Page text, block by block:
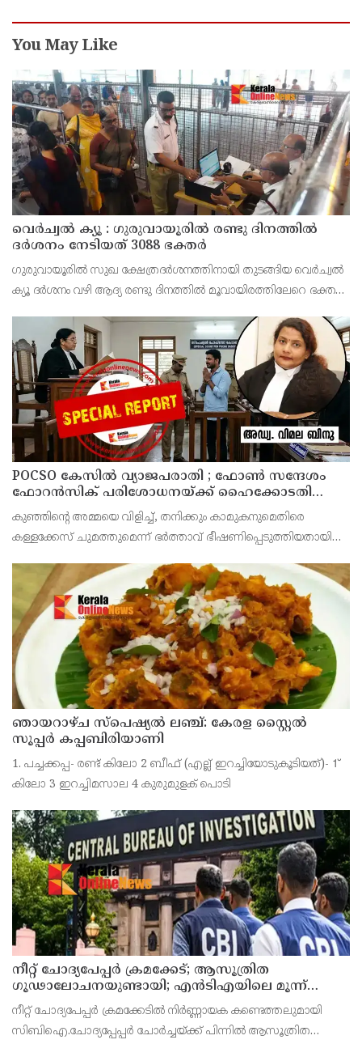
You May Like
വെർച്വൽ ക്യൂ : ഗുരുവായൂരിൽ രണ്ടു ദിനത്തിൽ
ദർശനം നേടിയത് 3088 ഭക്തർ
ഗുരുവായൂരിൽ സുഖ ക്ഷേത്രദർശനത്തിനായി തുടങ്ങിയ വെർച്വൽ
ക്യൂ ദർശനം വഴി ആദ്യ രണ്ടു ദിനത്തിൽ മൂവായിരത്തിലേറെ ഭക്തർ
ചെയ്തിരുന്നു.
POCSO കേസിൽ വ്യാജപരാതി ; ഫോൺ സന്ദേശം
ഫോറൻസിക് പരിശോധനയ്ക്ക് ഹൈക്കോടതി
നിർദേശം; പ്രതിയെ വെറുതെവിട്ട് ആലുവ ഫാസ്റ്റ്
ട്രാക്ക് കോടതി
കുഞ്ഞിന്റെ അമ്മയെ വിളിച്ച്, തനിക്കും കാമുകനുമെതിരെ
കള്ളക്കേസ് ചുമത്തുമെന്ന് ഭർത്താവ് ഭീഷണിപ്പെടുത്തിയതായി
പരിശോധിച്ച് റിപ്പോർട്ട് കോടതിയിൽ സമർപ്പിക്കണമെന്
ഞായറാഴ്ച സ്പെഷ്യൽ ലഞ്ച്: കേരള സ്റ്റൈൽ
സൂപ്പർ കപ്പബിരിയാണി
1. പച്ചക്കപ്പ- രണ്ട് കിലോ 2 ബീഫ് (എല്ല് ഇറച്ചിയോടുകൂടിയത്)- 1്
കിലോ 3 ഇറച്ചിമസാല 4 കുരുമുളക് പൊടി
നീറ്റ് ചോദ്യപേപ്പര്‍ ക്രമക്കേട്; ആസൂത്രിത
ഗൂഢാലോചനയുണ്ടായി; എന്‍ടിഎയിലെ മൂന്ന്
സബ്ജക്ട് വിദഗ്ധര്‍ക്ക് പങ്കുണ്ടെന്ന നിർണായക
കണ്ടെത്തലുമായി സിബിഐ
നീറ്റ് ചോദ്യപേപ്പര്‍ ക്രമക്കേടിൽ നിർണ്ണായക കണ്ടെത്തലുമായി
സിബിഐ.ചോദ്യപ്പേപ്പർ ചോർച്ചയ്ക്ക് പിന്നില്‍ ആസൂത്രിത